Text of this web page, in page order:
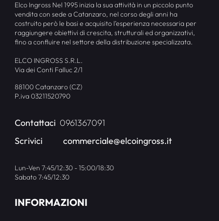
Elco Ingross Nel 1995 inizia la sua attività in un piccolo punto
vendita con sede a Catanzaro, nel corso degli anni ha
costruito però le basi e acquisito l’esperienza necessaria per
raggiungere obiettivi di crescita, strutturali ed organizzativi,
fino a confluire nel settore della distribuzione specializzata.
ELCO INGROSS S.R.L.
Via dei Conti Falluc 2/1
88100 Catanzaro (CZ)
P.iva 03211520790
Contattaci 0961367091
Scrivici
commerciale@elcoingross.it
Lun-Ven 7:45/12:30 - 15:00/18:30
Sabato 7:45/12:30
INFORMAZIONI